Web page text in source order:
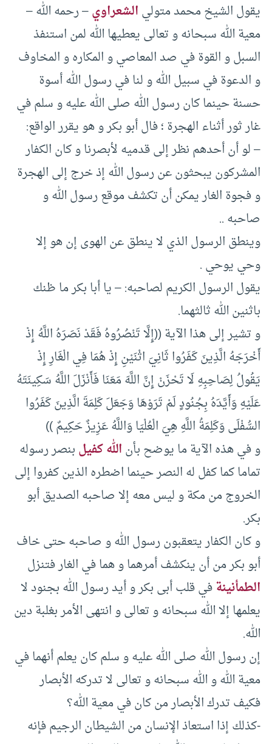
يقول الشيخ محمد متوليالشعراوي– رحمه الله –
معية الله سبحانه و تعالى يعطيها الله لمن استنفذ
السبل و القوة في صد المعاصي و المكاره و المخاوف
و الدعوة في سبيل الله و لنا في رسول الله أسوة
حسنة حينما كان رسول الله صلى الله عليه و سلم في
غار ثور أثناء الهجرة ؛ فال أبو بكر و هو يقرر الواقع:
– لو أن أحدهم نظر إلى قدميه لأبصرنا و كان الكفار
المشركون يبحثون عن رسول الله إذ خرج إلى الهجرة
و فجوة الغار يمكن أن تكشف موقع رسول الله و
صاحبه ..
وينطق الرسول الذي لا ينطق عن الهوى إن هو إلا
وحي يوحي .
يقول الرسول الكريم لصاحبه: – يا أبا بكر ما ظنك
باثنين الله ثالثهما.
و تشير إلى هذا الآية ((إِلَّا تَنْصُرُوهُ فَقَدْ نَصَرَهُ اللَّهُ إِذْ
أَخْرَجَهُ الَّذِينَ كَفَرُوا ثَانِيَ اثْنَيْنِ إِذْ هُمَا فِي الْغَارِ إِذْ
يَقُولُ لِصَاحِبِهِ لَا تَحْزَنْ إِنَّ اللَّهَ مَعَنَا فَأَنْزَلَ اللَّهُ سَكِينَتَهُ
عَلَيْهِ وَأَيَّدَهُ بِجُنُودٍ لَمْ تَرَوْهَا وَجَعَلَ كَلِمَةَ الَّذِينَ كَفَرُوا
السُّفْلَى وَكَلِمَةُ اللَّهِ هِيَ الْعُلْيَا وَاللَّهُ عَزِيزٌ حَكِيمٌ ‏))
و في هذه الآية ما يوضح بأنالله كفيلبنصر رسوله
تماما كما كفل له النصر حينما اضطره الذين كفروا إلى
الخروج من مكة و ليس معه إلا صاحبه الصديق أبو
بكر.
و كان الكفار يتعقبون رسول الله و صاحبه حتى خاف
أبو بكر من أن ينكشف أمرهما و هما في الغار فتنزل
الطمأنينةفي قلب أبى بكر و أيد رسول الله بجنود لا
يعلمها إلا الله سبحانه و تعالى و انتهى الأمر بغلبة دين
الله.
إن رسول الله صلى الله عليه و سلم كان يعلم أنهما في
معية الله و الله سبحانه و تعالى لا تدركه الأبصار
فكيف تدرك الأبصار من كان في معية الله؟
-كذلك إذا استعاذ الإنسان من الشيطان الرجيم فإنه